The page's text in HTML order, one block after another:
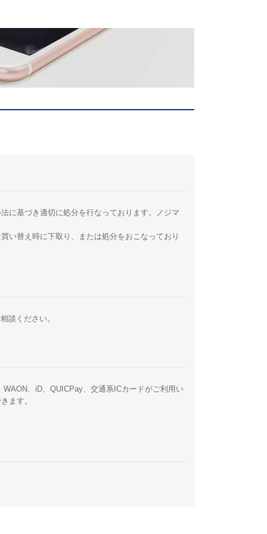
に基づき適切に処分を行なっております。ノジマ
い替え時に下取り、または処分をおこなっており
談ください。
、iD、QUICPay、交通系ICカードがご利用い
ます。